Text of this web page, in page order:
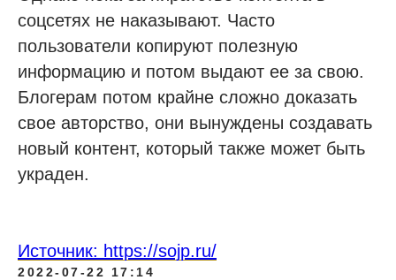
соцсетях не наказывают. Часто
пользователи копируют полезную
информацию и потом выдают ее за свою.
Блогерам потом крайне сложно доказать
свое авторство, они вынуждены создавать
новый контент, который также может быть
украден.
Источник: https://sojp.ru/
2022-07-22 17:14